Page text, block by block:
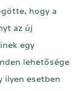
hogy a
az új
egy
lehetősége
ilyen esetben